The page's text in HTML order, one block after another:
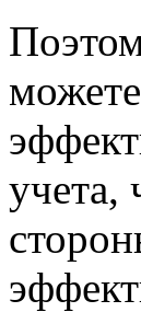
учета,